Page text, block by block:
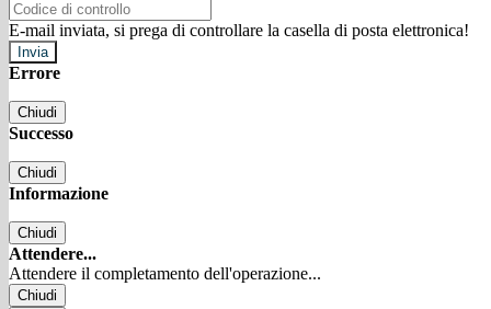
E-mail inviata, si prega di controllare la casella di posta elettronica!
Errore
Chiudi
Successo
Chiudi
Informazione
Chiudi
Attendere...
Attendere il completamento dell'operazione...
Chiudi